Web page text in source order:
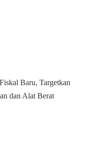
Baru, Targetkan
dan Alat Berat